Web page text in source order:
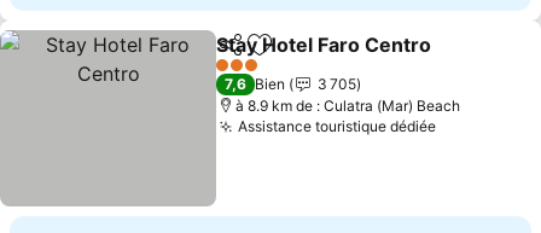
PartagerAjouter à mes favoris
Stay Hotel Faro Centro
3 Étoiles
7,6 Bien
3 705
à 8.9 km de : Culatra (Mar) Beach
Assistance touristique dédiéeConsulter